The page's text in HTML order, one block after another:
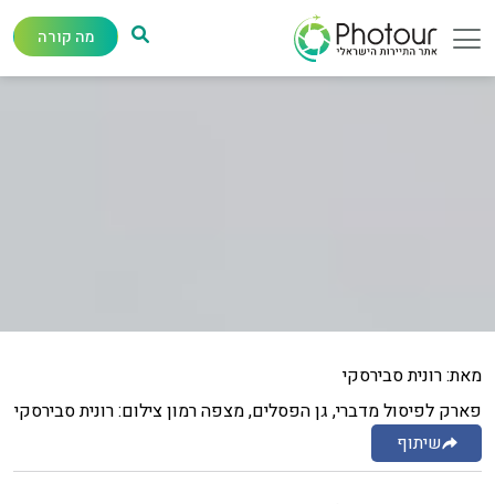
מה קורה
מאת: רונית סבירסקי
פארק לפיסול מדברי, גן הפסלים, מצפה רמון צילום: רונית סבירסקי
שיתוף